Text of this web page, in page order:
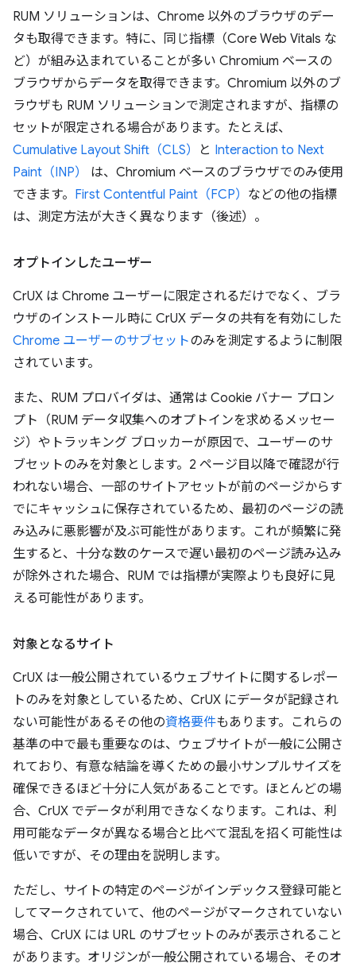
RUM ソリューションは、Chrome 以外のブラウザのデー
タも取得できます。特に、同じ指標（Core Web Vitals な
ど）が組み込まれていることが多い Chromium ベースの
ブラウザからデータを取得できます。Chromium 以外のブ
ラウザも RUM ソリューションで測定されますが、指標の
セットが限定される場合があります。たとえば、
Cumulative Layout Shift（CLS）
と Interaction to Next
Paint（INP）
は、Chromium ベースのブラウザでのみ使用
できます。 First Contentful Paint（FCP） などの他の指標
は、測定方法が大きく異なります（後述）。
オプトインしたユーザー
CrUX は Chrome ユーザーに限定されるだけでなく、ブラ
ウザのインストール時に CrUX データの共有を有効にした
Chrome ユーザーのサブセットのみを測定するように制限
されています。
また、RUM プロバイダは、通常は Cookie バナー プロン
プト（RUM データ収集へのオプトインを求めるメッセー
ジ）やトラッキング ブロッカーが原因で、ユーザーのサ
ブセットのみを対象とします。2 ページ目以降で確認が行
われない場合、一部のサイトアセットが前のページからす
でにキャッシュに保存されているため、最初のページの読
み込みに悪影響が及ぶ可能性があります。これが頻繁に発
生すると、十分な数のケースで遅い最初のページ読み込み
が除外された場合、RUM では指標が実際よりも良好に見
える可能性があります。
対象となるサイト
CrUX は一般公開されているウェブサイトに関するレポー
トのみを対象としているため、CrUX にデータが記録され
ない可能性があるその他の資格要件もあります。これらの
基準の中で最も重要なのは、ウェブサイトが一般に公開さ
れており、有意な結論を導くための最小サンプルサイズを
確保できるほど十分に人気があることです。ほとんどの場
合、CrUX でデータが利用できなくなります。これは、利
用可能なデータが異なる場合と比べて混乱を招く可能性は
低いですが、その理由を説明します。
ただし、サイトの特定のページがインデックス登録可能と
してマークされていて、他のページがマークされていない
場合、CrUX には URL のサブセットのみが表示されること
があります。オリジンが一般公開されている場合、そのオ